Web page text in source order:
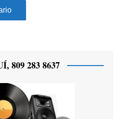
809 283 8637